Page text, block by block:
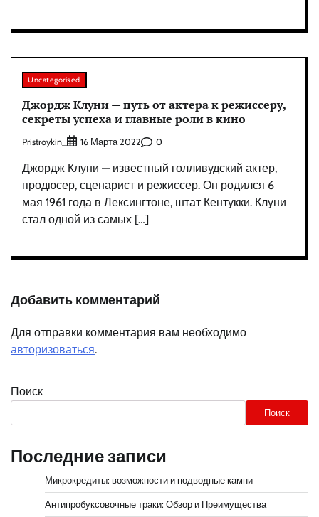
Uncategorised
Джордж Клуни — путь от актера к режиссеру,
секреты успеха и главные роли в кино
Pristroykin_ 16 Марта 2022 0
Джордж Клуни — известный голливудский актер,
продюсер, сценарист и режиссер. Он родился 6
мая 1961 года в Лексингтоне, штат Кентукки. Клуни
стал одной из самых […]
Добавить комментарий
Для отправки комментария вам необходимо
авторизоваться.
Поиск
Поиск
Последние записи
Микрокредиты: возможности и подводные камни
Антипробуксовочные траки: Обзор и Преимущества